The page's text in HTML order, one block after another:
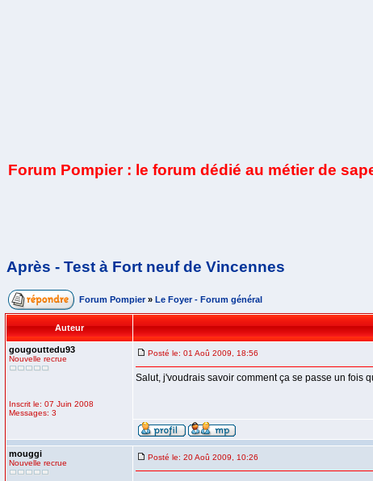
Forum Pompier : le forum dédié au métier de
Après - Test à Fort neuf de Vincennes
Forum Pompier » Le Foyer - Forum général
Auteur
gougouttedu93
Nouvelle recrue
Inscrit le: 07 Juin 2008
Messages: 3
Posté le: 01 Aoû 2009, 18:56
Salut, j'voudrais savoir comment ça se passe un fois
mouggi
Nouvelle recrue
Posté le: 20 Aoû 2009, 10:26